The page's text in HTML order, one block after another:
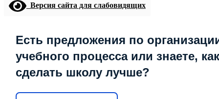
Версия сайта для слабовидящих
Есть предложения по
учебного процесса или знаете, как
сделать школу лучше?